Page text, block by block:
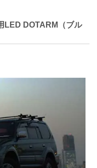
LED DOTARM（ブル